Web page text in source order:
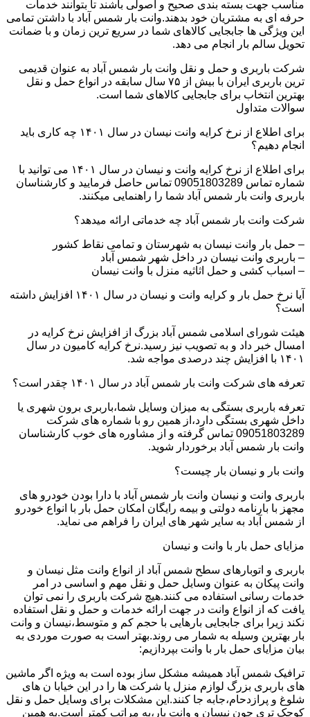
مناسب جهت بسته بندی صحیح و اصولی باشند تا بتوانند خدمات
حرفه ای به مشتریان خود بدهند.وانت بار شمس آباد با داشتن تمامی
این ویژگی ها جابجایی کالاهای شما در سریع ترین زمان و با ضمانت
تحویل سالم بار انجام می دهد.
شرکت باربری و حمل و نقل وانت بار شمس آباد به عنوان قدیمی
ترین باربری ایران با بیش از ۷۵ سال سابقه در انواع حمل و نقل
بهترین انتخاب برای جابجایی کالاهای شما است.
سوالات متداول
برای اطلاع از نرخ کرایه وانت نیسان در سال ۱۴۰۱ چه کاری باید
انجام دهیم؟
برای اطلاع از نرخ کرایه وانت و نیسان در سال ۱۴۰۱ می توانید با
شماره تماس 09051803289 تماس حاصل فرمایید و کارشناسان
باربری وانت بار شمس آباد شما را راهنمایی میکنند.
شرکت وانت بار شمس آباد چه خدماتی ارائه میدهد؟
– حمل بار وانت نیسان به شهرستان و تمامی نقاط کشور
– باربری وانت نیسان در داخل شهر شمس آباد
– اسباب کشی و حمل اثاثیه منزل با وانت نیسان
آیا نرخ حمل بار و کرایه وانت و نیسان در سال ۱۴۰۱ افزایش داشته
است؟
هیئت شورای اسلامی شمس آباد بزرگ از افزایش نرخ کرایه در
امسال خبر داد و به تصویب نیز رسید.نرخ کرایه کامیون در سال
۱۴۰۱ با افزایش چند درصدی مواجه شد.
تعرفه های شرکت وانت بار شمس آباد در سال ۱۴۰۱ چقدر است؟
تعرفه باربری بستگی به میزان وسایل شما،باربری برون شهری یا
داخل شهری بستگی دارد،از همین رو با شماره های شرکت
09051803289 تماس گرفته و از مشاوره های خوب کارشناسان
وانت بار شمس آباد برخوردار شوید.
وانت بار و نیسان بار چیست؟
باربری وانت و نیسان وانت بار شمس آباد با دارا بودن خودرو های
مجهز با بارنامه دولتی و بیمه رایگان امکان حمل بار با انواع خودرو
از شمس آباد به سایر شهر های ایران را فراهم می نماید.
مزایای حمل بار با وانت و نیسان
باربری و اتوبارهای سطح شمس آباد از انواع وانت مثل نیسان و
وانت پیکان به عنوان وسایل حمل و نقل مهم و اساسی در امر
خدمات رسانی استفاده می کنند.هیچ شرکت باربری را نمی توان
یافت که از انواع وانت در جهت ارائه خدمات و حمل و نقل استفاده
نکند زیرا برای جابجایی بارهایی با حجم کم و متوسط،نیسان و وانت
بار بهترین وسیله به شمار می روند.بهتر است به صورت موردی به
بیان مزایای حمل بار با وانت بپردازیم:
ترافیک شمس آباد همیشه مشکل ساز بوده است به ویژه اگر ماشین
های باربری بزرگ لوازم منزل یا شرکت ها را در این خیابا ن های
شلوغ و پرازدحام،جابه جا کنند.این مشکلات برای وسایل حمل و نقل
کوچک تری چون نیسان و وانت بار،به مراتب کمتر است.به همین